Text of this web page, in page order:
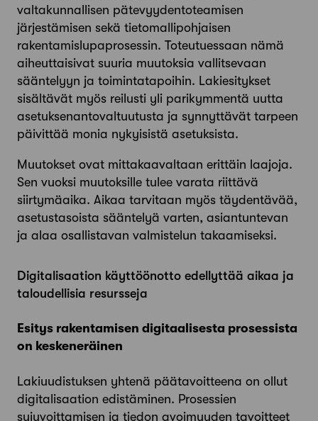
valtakunnallisen pätevyydentoteamisen
järjestämisen sekä tietomallipohjaisen
rakentamislupaprosessin. Toteutuessaan nämä
aiheuttaisivat suuria muutoksia vallitsevaan
sääntelyyn ja toimintatapoihin. Lakiesitykset
sisältävät myös reilusti yli parikymmentä uutta
asetuksenantovaltuutusta ja synnyttävät tarpeen
päivittää monia nykyisistä asetuksista.
Muutokset ovat mittakaavaltaan erittäin laajoja.
Sen vuoksi muutoksille tulee varata riittävä
siirtymäaika. Aikaa tarvitaan myös täydentävää,
asetustasoista sääntelyä varten, asiantuntevan
ja alaa osallistavan valmistelun takaamiseksi.
Digitalisaation käyttöönotto edellyttää aikaa ja
taloudellisia resursseja
Esitys rakentamisen digitaalisesta prosessista
on keskeneräinen
Lakiuudistuksen yhtenä päätavoitteena on ollut
digitalisaation edistäminen. Prosessien
sujuvoittamisen ja tiedon avoimuuden tavoitteet